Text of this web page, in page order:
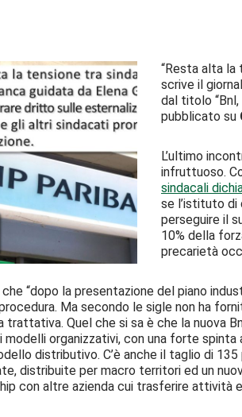
“Resta alta la
scrive il
dal titolo
pubblicato su
L’ultimo
infruttuoso.
sindacali
se l’istituto di
perseguire il
10% della
precarietà
“dopo la presentazione del piano
Ma secondo le sigle non ha
trattativa. Quel che si sa è che la nuova
organizzativi, con una forte spinta
distributivo. C’è anche il taglio di
distribuite per macro territori ed un
con altre azienda cui trasferire attività